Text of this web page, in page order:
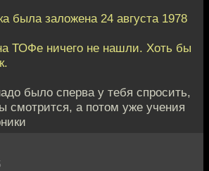
была заложена 24 августа 1978
ТОФе ничего не нашли. Хоть бы
было сперва у тебя спросить,
смотрится, а потом уже учения